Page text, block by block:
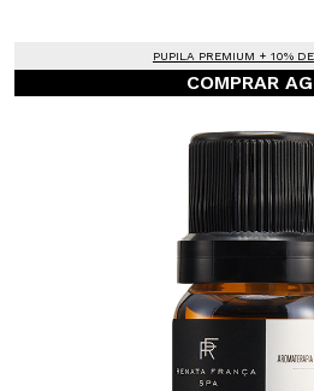
PUPILA PREMIUM + 10%
COMPRAR